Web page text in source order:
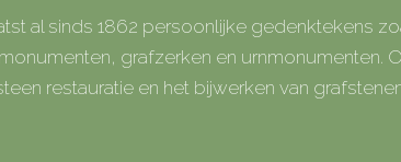
al sinds 1862 persoonlijke gedenktekens
grafzerken en urnmonumenten.
restauratie en het bijwerken van